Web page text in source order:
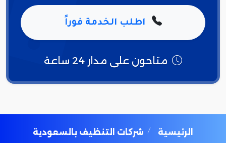
اطلب الخدمة فوراً
متاحون على مدار 24 ساعة
الرئيسية شركات التنظيف بالسعودية